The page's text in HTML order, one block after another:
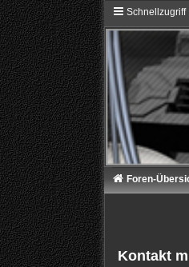
Schnellzugriff
Foren-
Kontakt